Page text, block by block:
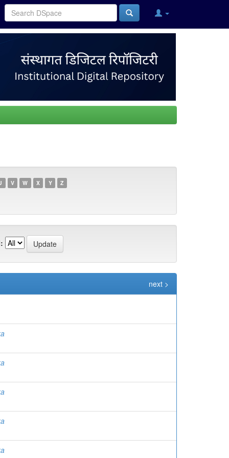
V W X Y Z
next >